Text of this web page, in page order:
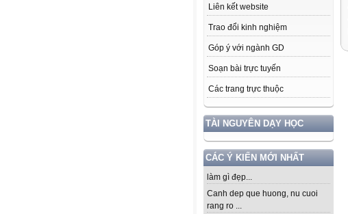
Liên kết website
Trao đổi kinh nghiệm
Góp ý với ngành GD
Soạn bài trực tuyến
Các trang trực thuộc
TÀI NGUYÊN DẠY HỌC
CÁC Ý KIẾN MỚI NHẤT
làm gì đẹp...
Canh dep que huong, nu cuoi
rang ro ...